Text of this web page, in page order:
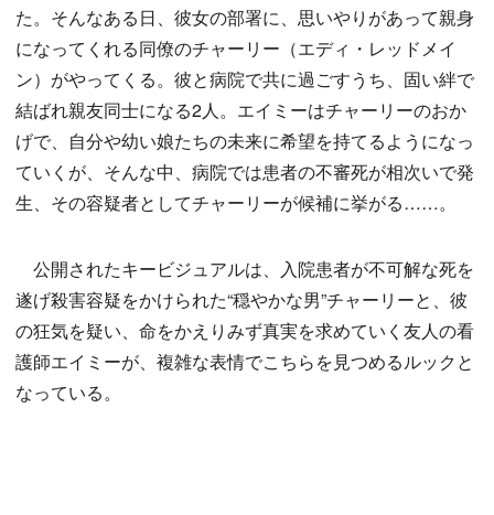
た。そんなある日、彼女の部署に、思いやりがあって親身
になってくれる同僚のチャーリー（エディ・レッドメイ
ン）がやってくる。彼と病院で共に過ごすうち、固い絆で
結ばれ親友同士になる2人。エイミーはチャーリーのおか
げで、自分や幼い娘たちの未来に希望を持てるようになっ
ていくが、そんな中、病院では患者の不審死が相次いで発
生、その容疑者としてチャーリーが候補に挙がる……。
公開されたキービジュアルは、入院患者が不可解な死を
遂げ殺害容疑をかけられた“穏やかな男”チャーリーと、彼
の狂気を疑い、命をかえりみず真実を求めていく友人の看
護師エイミーが、複雑な表情でこちらを見つめるルックと
なっている。